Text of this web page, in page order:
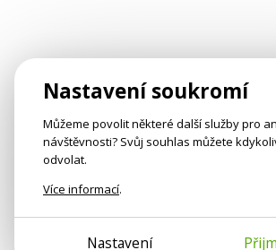
Nastavení soukromí
Můžeme povolit některé další služby pro
návštěvnosti? Svůj souhlas můžete
odvolat.
Více informací.
Nastavení